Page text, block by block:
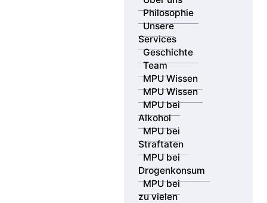
Philosophie
Unsere
Services
Geschichte
Team
MPU Wissen
MPU Wissen
MPU bei
Alkohol
MPU bei
Straftaten
MPU bei
Drogenkonsum
MPU bei
zu vielen